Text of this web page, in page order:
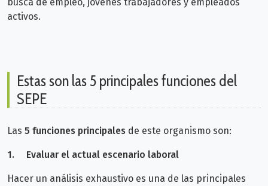
busca de empleo, jóvenes trabajadores y empleados
activos.
Estas son las 5 principales funciones del
SEPE
Las 5 funciones principales de este organismo son:
1. Evaluar el actual escenario laboral
Hacer un análisis exhaustivo es una de las principales